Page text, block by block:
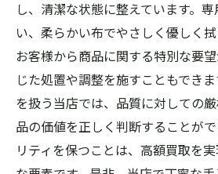
し、清潔な状態に整えています。
い、柔らかい布でやさしく優しく拭
お客様から商品に関する特別な要
じた処置や調整を施すこともでき
を扱う当店では、品質に対しての
品の価値を正しく判断することが
リティを保つことは、高額買取を